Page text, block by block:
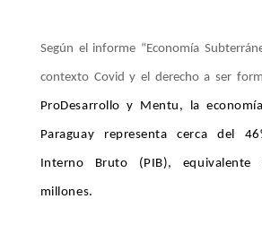
Según el informe “Economía
contexto Covid y el derecho a ser
ProDesarrollo y Mentu, la
Paraguay representa cerca del
Interno Bruto (PIB), equivalente
millones.